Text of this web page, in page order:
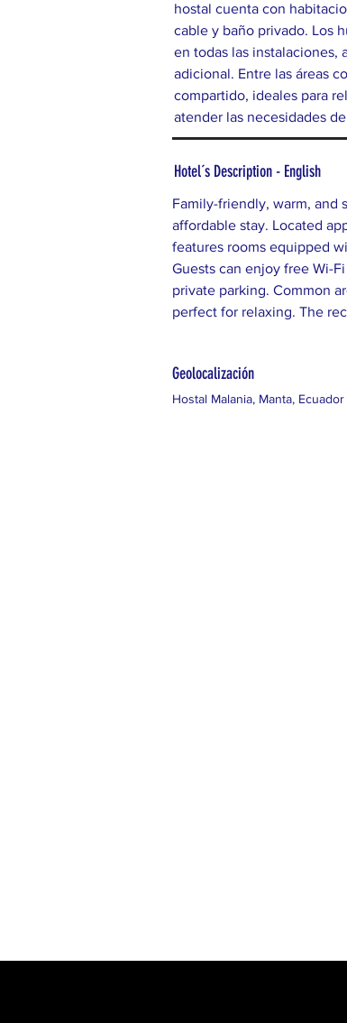
hostal cuenta con
cable y baño privado. Los
en todas las instalaciones,
adicional. Entre las áreas
compartido, ideales para
atender las necesidades
Hotel´s Description - English
Family-friendly, warm, and
affordable stay. Located
features rooms equipped
Guests can enjoy free Wi-
private parking. Common
perfect for relaxing. The
Geolocalización
Hostal Malania, Manta, Ecuador